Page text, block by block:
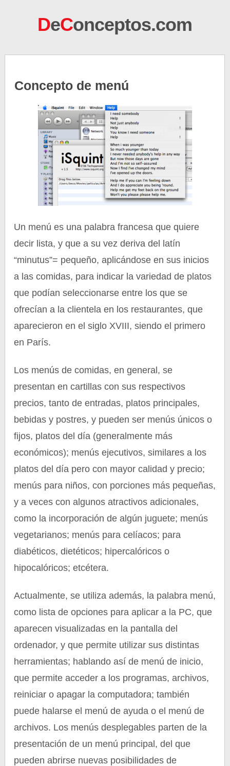
DeConceptos.com
Concepto de menú
Un menú es una palabra francesa que quiere
decir lista, y que a su vez deriva del latín
“minutus”= pequeño, aplicándose en sus inicios
a las comidas, para indicar la variedad de platos
que podían seleccionarse entre los que se
ofrecían a la clientela en los restaurantes, que
aparecieron en el siglo XVIII, siendo el primero
en París.
Los menús de comidas, en general, se
presentan en cartillas con sus respectivos
precios, tanto de entradas, platos principales,
bebidas y postres, y pueden ser menús únicos o
fijos, platos del día (generalmente más
económicos); menús ejecutivos, similares a los
platos del día pero con mayor calidad y precio;
menús para niños, con porciones más pequeñas,
y a veces con algunos atractivos adicionales,
como la incorporación de algún juguete; menús
vegetarianos; menús para celíacos; para
diabéticos, dietéticos; hipercalóricos o
hipocalóricos; etcétera.
Actualmente, se utiliza además, la palabra menú,
como lista de opciones para aplicar a la PC, que
aparecen visualizadas en la pantalla del
ordenador, y que permite utilizar sus distintas
herramientas; hablando así de menú de inicio,
que permite acceder a los programas, archivos,
reiniciar o apagar la computadora; también
puede halarse el menú de ayuda o el menú de
archivos. Los menús desplegables parten de la
presentación de un menú principal, del que
pueden abrirse nuevas posibilidades de